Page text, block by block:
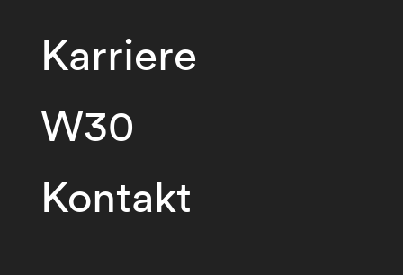
Karriere
W30
Kontakt